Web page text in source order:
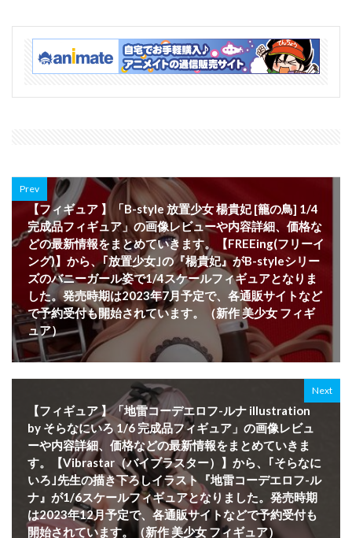
Prev
【フィギュア 】「B-style 放置少女 楊貴妃 [籠の鳥] 1/4
完成品フィギュア」の画像レビューや内容詳細、価格な
どの最新情報をまとめていきます。【FREEing(フリーイ
ング)】から、｢放置少女｣の『楊貴妃』がB-styleシリー
ズのバニーガール姿で1/4スケールフィギュアとなりま
した。発売時期は2023年7月予定で、各通販サイトなど
で予約受付も開始されています。（新作 美少女 フィギ
ュア）
Next
【フィギュア 】「地雷コーデエロフ-ルナ illustration
by そらなにいろ 1/6 完成品フィギュア」の画像レビュ
ーや内容詳細、価格などの最新情報をまとめていきま
す。【Vibrastar（バイブラスター）】から、｢そらなに
いろ｣先生の描き下ろしイラスト『地雷コーデエロフ-ル
ナ』が1/6スケールフィギュアとなりました。発売時期
は2023年12月予定で、各通販サイトなどで予約受付も
開始されています。（新作 美少女 フィギュア）